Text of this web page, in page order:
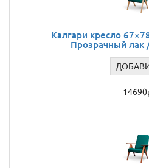
Калгари кресло
Прозрачный лак